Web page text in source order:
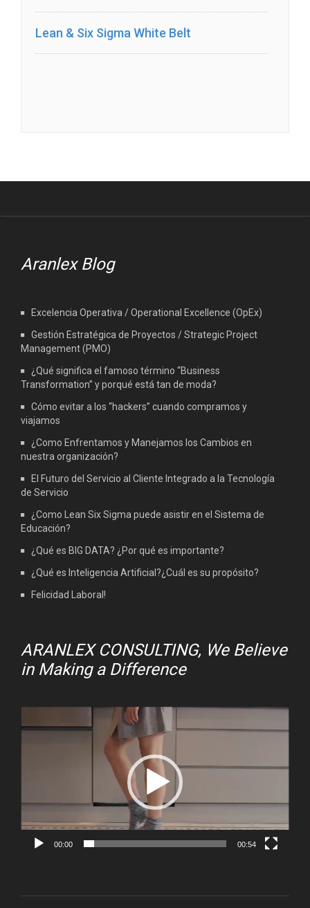
Lean & Six Sigma White Belt
Aranlex Blog
Excelencia Operativa / Operational Excellence (OpEx)
Gestión Estratégica de Proyectos / Strategic Project
Management (PMO)
¿Qué significa el famoso término “Business
Transformation” y porqué está tan de moda?
Cómo evitar a los “hackers” cuando compramos y
viajamos
¿Como Enfrentamos y Manejamos los Cambios en
nuestra organización?
El Futuro del Servicio al Cliente Integrado a la Tecnología
de Servicio
¿Como Lean Six Sigma puede asistir en el Sistema de
Educación?
¿Qué es BIG DATA? ¿Por qué es importante?
¿Qué es Inteligencia Artificial?¿Cuál es su propósito?
Felicidad Laboral!
ARANLEX CONSULTING, We Believe
in Making a Difference
Player
00:00 00:54